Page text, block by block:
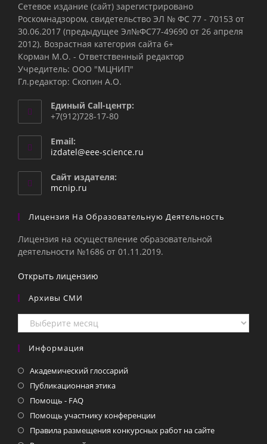
Сетевое издание (сайт) зарегистрировано
Роскомнадзором, свидетельство ЭЛ № ФС 77 - 70153 от
30.06.2017 (предыдущее Эл№ФC77-49690 от 26 апреля
2012). Возрастная категория сайта 6+
Корман М.О. - Ответственный редактор
Учредитель: ООО "МЦНИП"
Гл.редактор: Скопин А.О.
Единый Call-центр:
+7(912)728-17-80
Email:
izdatel@eee-science.ru
Сайт издателя:
mcnip.ru
Лицензия На Образовательную Деятельность
Лицензия на осуществление образовательной
деятельности №1686 от 01.11.2019.
Открыть лицензию
Архивы СМИ
Архивы
СМИ
Информация
Академический глоссарий
Публикационная этика
Помощь - FAQ
Помощь участнику конференции
Правила размещения конкурсных работ на сайте